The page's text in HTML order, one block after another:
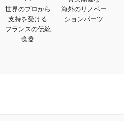
世界のプロから
支持を受ける
フランスの伝統
食器
海外のリノベー
ションパーツ